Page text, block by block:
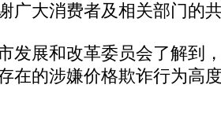
广大消费者及相关部门的
展和改革委员会了解到
在的涉嫌价格欺诈行为高